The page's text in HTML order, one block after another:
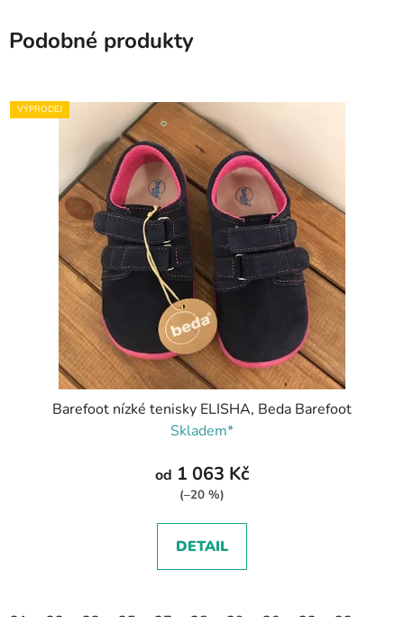
Podobné produkty
VÝPRODEJ
Barefoot nízké tenisky ELISHA, Beda Barefoot
Skladem*
od 1 063 Kč
(–20 %)
DETAIL